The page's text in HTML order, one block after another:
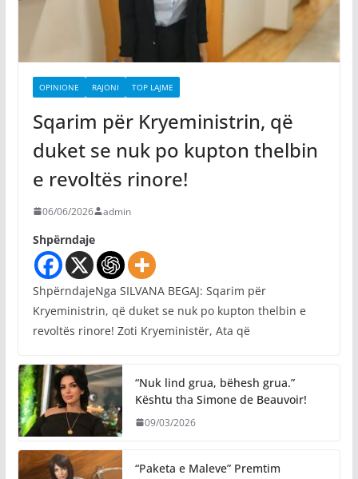
OPINIONE RAJONI TOP LAJME
Sqarim për Kryeministrin, që
duket se nuk po kupton thelbin
e revoltës rinore!
06/06/2026 admin
Shpërndaje
ShpërndajeNga SILVANA BEGAJ: Sqarim për
Kryeministrin, që duket se nuk po kupton thelbin e
revoltës rinore! Zoti Kryeministër, Ata që
“Nuk lind grua, bëhesh grua.”
Kështu tha Simone de Beauvoir!
09/03/2026
“Paketa e Maleve” Premtim